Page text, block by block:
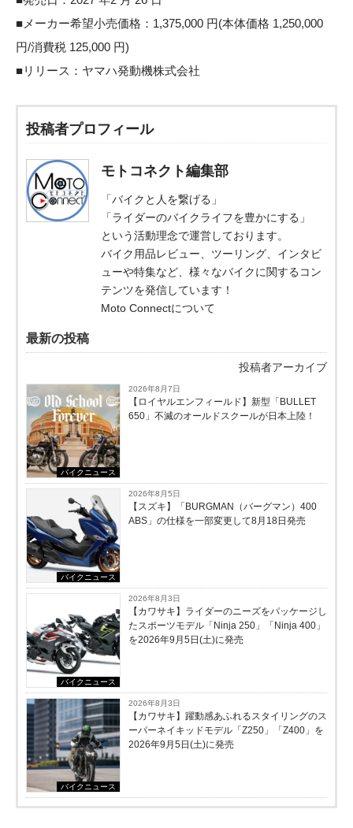
■メーカー希望小売価格：1,375,000 円(本体価格 1,250,000
円/消費税 125,000 円)
■リリース： ヤマハ発動機株式会社
投稿者プロフィール
モトコネクト編集部
「バイクと人を繋げる」
「ライダーのバイクライフを豊かにする」
という活動理念で運営しております。
バイク用品レビュー、ツーリング、インタビ
ューや特集など、様々なバイクに関するコン
テンツを発信しています！
Moto Connectについて
最新の投稿
投稿者アーカイブ
バイクニュース
2026年8月7日
【ロイヤルエンフィールド】新型「BULLET
650」不滅のオールドスクールが⽇本上陸！
バイクニュース
2026年8月5日
【スズキ】「BURGMAN（バーグマン）400
ABS」の仕様を一部変更して8月18日発売
バイクニュース
2026年8月3日
【カワサキ】ライダーのニーズをパッケージし
たスポーツモデル「Ninja 250」「Ninja 400」
を2026年9月5日(土)に発売
バイクニュース
2026年8月3日
【カワサキ】躍動感あふれるスタイリングのス
ーパーネイキッドモデル「Z250」「Z400」を
2026年9月5日(土)に発売